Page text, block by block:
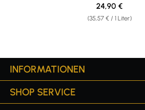
(35,57 € / 1 Liter)
Regulärer Preis:
24,90 €
INFORMATIONEN
SHOP SERVICE